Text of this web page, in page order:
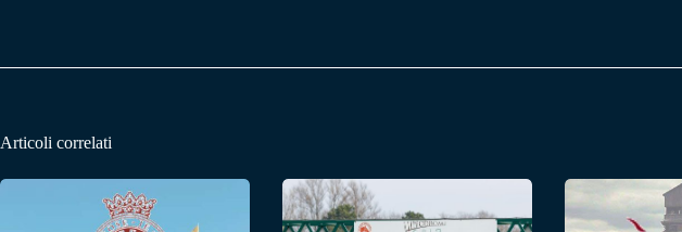
Articoli correlati